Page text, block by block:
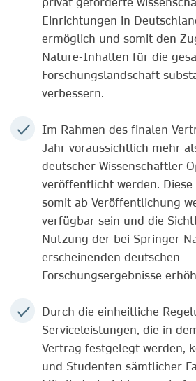
Einrichtungen in
ermöglich und somit den
Nature-Inhalten für die
Forschungslandschaft
verbessern.
Im Rahmen des finalen
Jahr voraussichtlich mehr
deutscher Wissenschaftler
veröffentlicht werden.
somit ab Veröffentlichung
verfügbar sein und die
Nutzung der bei Springer
erscheinenden deutschen
Forschungsergebnisse
Durch die einheitliche
Serviceleistungen, die in
Vertrag festgelegt werden,
und Studenten sämtlicher